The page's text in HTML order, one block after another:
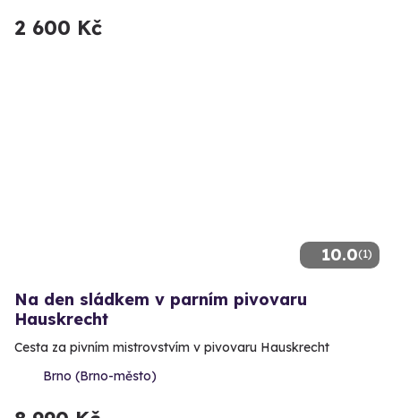
2 600 Kč
10.0(1)
Na den sládkem v parním pivovaru
Hauskrecht
Cesta za pivním mistrovstvím v pivovaru Hauskrecht
Brno (Brno-město)